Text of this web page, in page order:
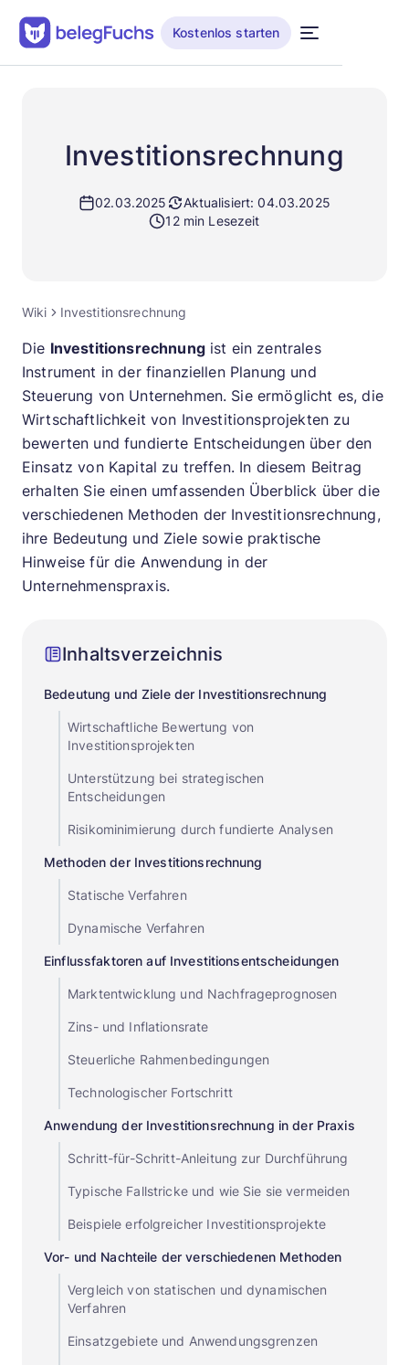
Kostenlos starten
Investitionsrechnung
02.03.2025
Aktualisiert: 04.03.2025
12 min Lesezeit
Wiki Investitionsrechnung
Die Investitionsrechnungist ein zentrales
Instrument in der finanziellen Planung und
Steuerung von Unternehmen. Sie ermöglicht es, die
Wirtschaftlichkeit von Investitionsprojekten zu
bewerten und fundierte Entscheidungen über den
Einsatz von Kapital zu treffen. In diesem Beitrag
erhalten Sie einen umfassenden Überblick über die
verschiedenen Methoden der Investitionsrechnung,
ihre Bedeutung und Ziele sowie praktische
Hinweise für die Anwendung in der
Unternehmenspraxis.
Inhaltsverzeichnis
Bedeutung und Ziele der Investitionsrechnung
Wirtschaftliche Bewertung von
Investitionsprojekten
Unterstützung bei strategischen
Entscheidungen
Risikominimierung durch fundierte Analysen
Methoden der Investitionsrechnung
Statische Verfahren
Dynamische Verfahren
Einflussfaktoren auf Investitionsentscheidungen
Marktentwicklung und Nachfrageprognosen
Zins- und Inflationsrate
Steuerliche Rahmenbedingungen
Technologischer Fortschritt
Anwendung der Investitionsrechnung in der Praxis
Schritt-für-Schritt-Anleitung zur Durchführung
Typische Fallstricke und wie Sie sie vermeiden
Beispiele erfolgreicher Investitionsprojekte
Vor- und Nachteile der verschiedenen Methoden
Vergleich von statischen und dynamischen
Verfahren
Einsatzgebiete und Anwendungsgrenzen